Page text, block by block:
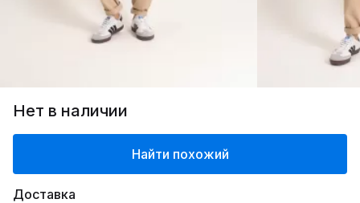
Нет в наличии
Найти похожий
Доставка